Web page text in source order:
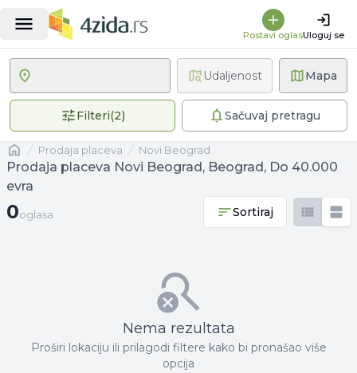
Postavi oglasUloguj se
Mapa
Filteri(2)2 primenjena filteraSačuvaj pretragu
Udaljenost
Naslovnaprodaja placeva Novi Beograd
Prodaja placeva Novi Beograd, Beograd, Do 40.000
evra
0 oglasa
0oglasa Sortiraj
Nema rezultata
Proširi lokaciju ili prilagodi filtere kako bi pronašao više
opcija